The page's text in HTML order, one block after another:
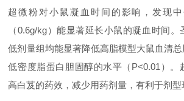
超微粉对小鼠凝血时间的影响，发现
（0.6g/kg）能显著延长小鼠的凝血时间。
低剂量组均能显著降低高脂模型大鼠血清总
低密度脂蛋白胆固醇的水平（P<0.01）。
高白芨的药效，减少用药剂量，有利于剂型